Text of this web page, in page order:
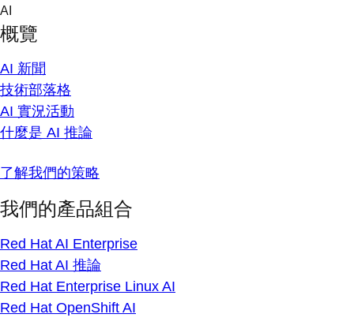
Skip
content
AI
概覽
AI 新聞
技術部落格
AI 實況活動
什麼是 AI 推論
了解我們的策略
我們的產品組合
Red Hat AI Enterprise
Red Hat AI 推論
Red Hat Enterprise Linux AI
Red Hat OpenShift AI